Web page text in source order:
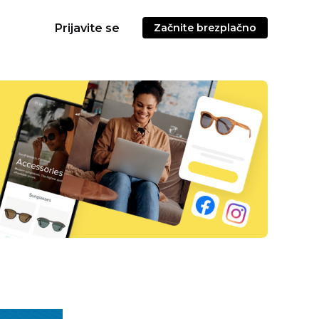
Prijavite se Začnite brezplačno